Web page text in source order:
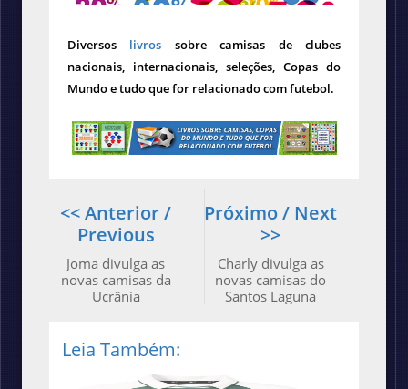
Diversos livros sobre camisas de clubes
nacionais, internacionais, seleções, Copas do
Mundo e tudo que for relacionado com futebol.
Próximo / Next
>>
Charly divulga as
novas camisas do
Santos Laguna
<< Anterior /
Previous
Joma divulga as
novas camisas da
Ucrânia
Leia Também: